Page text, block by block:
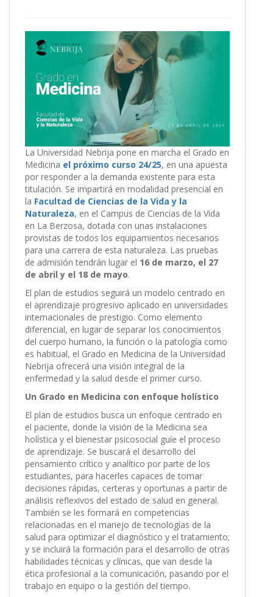
La Universidad Nebrija pone en marcha el Grado en
Medicina el próximo curso 24/25, en una apuesta
por responder a la demanda existente para esta
titulación. Se impartirá en modalidad presencial en
la Facultad de Ciencias de la Vida y la
Naturaleza, en el Campus de Ciencias de la Vida
en La Berzosa, dotada con unas instalaciones
provistas de todos los equipamientos necesarios
para una carrera de esta naturaleza. Las pruebas
de admisión tendrán lugar el 16 de marzo, el 27
de abril y el 18 de mayo.
El plan de estudios seguirá un modelo centrado en
el aprendizaje progresivo aplicado en universidades
internacionales de prestigio. Como elemento
diferencial, en lugar de separar los conocimientos
del cuerpo humano, la función o la patología como
es habitual, el Grado en Medicina de la Universidad
Nebrija ofrecerá una visión integral de la
enfermedad y la salud desde el primer curso.
Un Grado en Medicina con enfoque holístico
El plan de estudios busca un enfoque centrado en
el paciente, donde la visión de la Medicina sea
holística y el bienestar psicosocial guíe el proceso
de aprendizaje. Se buscará el desarrollo del
pensamiento crítico y analítico por parte de los
estudiantes, para hacerles capaces de tomar
decisiones rápidas, certeras y oportunas a partir de
análisis reflexivos del estado de salud en general.
También se les formará en competencias
relacionadas en el manejo de tecnologías de la
salud para optimizar el diagnóstico y el tratamiento;
y se incluirá la formación para el desarrollo de otras
habilidades técnicas y clínicas, que van desde la
ética profesional a la comunicación, pasando por el
trabajo en equipo o la gestión del tiempo.